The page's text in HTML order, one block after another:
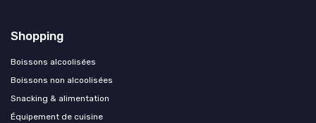
Shopping
Boissons alcoolisées
Boissons non alcoolisées
Snacking & alimentation
Équipement de cuisine